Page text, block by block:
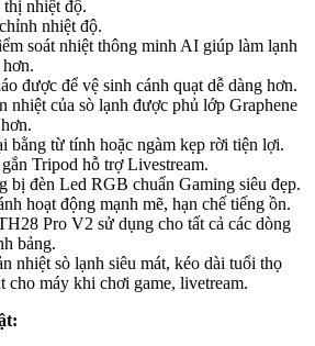
nhiệt độ.
nhiệt độ.
soát nhiệt thông minh AI giúp làm lạnh
được để vệ sinh cánh quạt dễ dàng hơn.
nhiệt của sò lạnh được phủ lớp Graphene
bằng từ tính hoặc ngàm kẹp rời tiện lợi.
Tripod hỗ trợ Livestream.
bị đèn Led RGB chuẩn Gaming siêu đẹp.
hoạt động mạnh mẽ, hạn chế tiếng ồn.
Pro V2 sử dụng cho tất cả các dòng
bảng.
nhiệt sò lạnh siêu mát, kéo dài tuổi thọ
cho máy khi chơi game, livetream.